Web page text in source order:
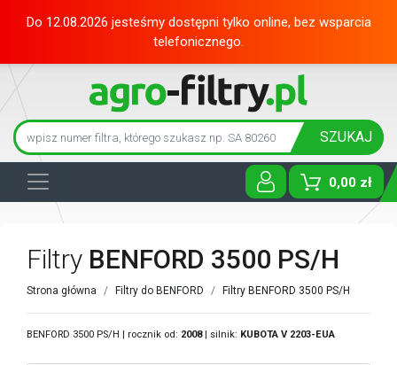
Do 12.08.2026 jesteśmy dostępni tylko online, bez wsparcia
telefonicznego.
SZUKAJ
0,00 zł
Toggle
Filtry BENFORD 3500 PS/H
Strona główna Filtry do BENFORD Filtry BENFORD 3500 PS/H
BENFORD 3500 PS/H | rocznik od: 2008| silnik: KUBOTA V 2203-EUA